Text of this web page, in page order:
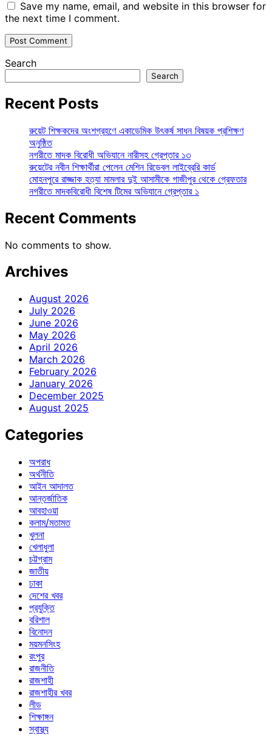
Save my name, email, and website in this browser for
the next time I comment.
Search
Search
Recent Posts
রুয়েট শিক্ষকদের অংশগ্রহণে একাডেমিক উৎকর্ষ সাধন বিষয়ক প্রশিক্ষণ
অনুষ্ঠিত
নগরীতে মাদক বিরোধী অভিযানে নারীসহ গ্রেপ্তার ১৩
রুয়েটের নবীন শিক্ষার্থীরা পেলেন মেশিন রিডেবল লাইব্রেরি কার্ড
মোহনপুরে রাজ্জাক হত্যা মামলার দুই আসামীকে গাজীপুর থেকে গ্রেফতার
নগরীতে মাদকবিরোধী বিশেষ টিমের অভিযানে গ্রেপ্তার ১
Recent Comments
No comments to show.
Archives
August 2026
July 2026
June 2026
May 2026
April 2026
March 2026
February 2026
January 2026
December 2025
August 2025
Categories
অপরাধ
অর্থনীতি
আইন আদালত
আন্তর্জাতিক
আবহাওয়া
কলাম/মতামত
খুলনা
খেলাধুলা
চট্টগ্রাম
জাতীয়
ঢাকা
দেশের খবর
প্রযুক্তি
বরিশাল
বিনোদন
ময়মনসিংহ
রংপুর
রাজনীতি
রাজশাহী
রাজশাহীর খবর
লীড
শিক্ষাঙ্গন
স্বাস্থ্য